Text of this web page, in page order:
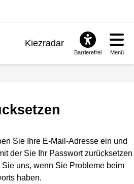
Kiezradar
Barrierefrei Menü
Sie Ihre E-Mail-Adresse ein und
der Sie Ihr Passwort zurücksetzen
uns, wenn Sie Probleme beim
haben.